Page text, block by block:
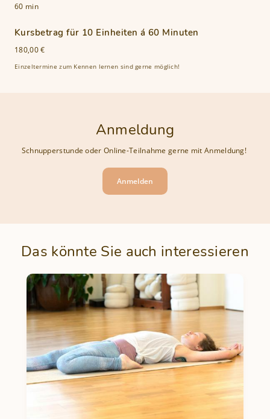
Anmeldung
Schnupperstunde oder Online-Teilnahme gerne mit Anmeldung!
Anmelden
60 min
Kursbetrag für 10 Einheiten á 60 Minuten
180,00 €
Einzeltermine zum Kennen lernen sind gerne möglich!
Das könnte Sie auch interessieren